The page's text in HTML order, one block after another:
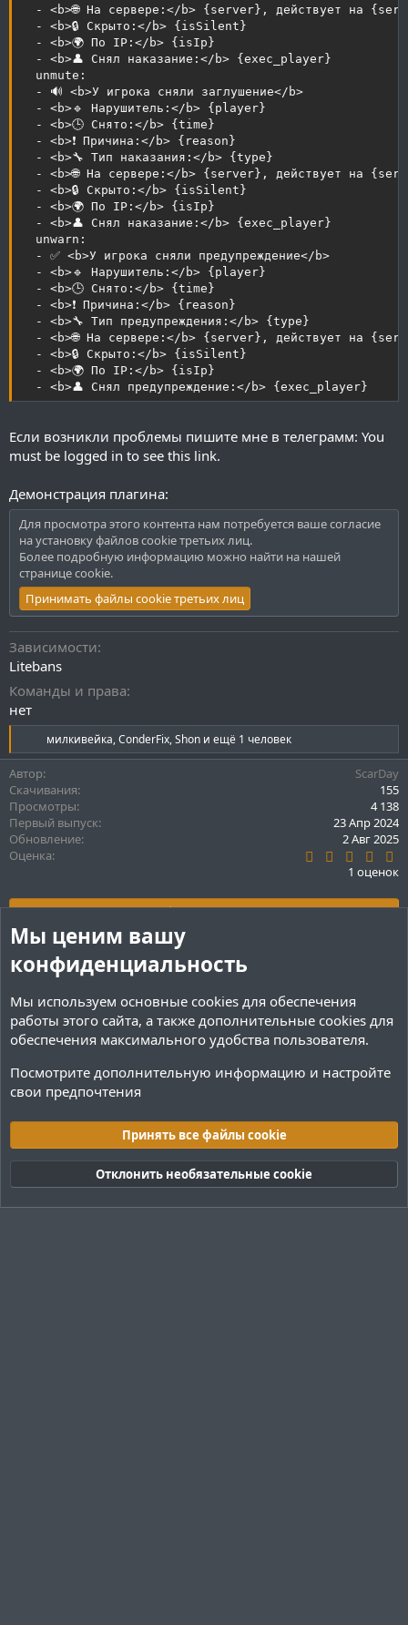
- <b>🌐 На сервере:</b> {server}, действует на
  - <b>🔒 Скрыто:</b> {isSilent}
  - <b>🌍 По IP:</b> {isIp}
  - <b>👤 Снял наказание:</b> {exec_player}
  unmute:
  - 🔊 <b>У игрока сняли заглушение</b>
  - <b>🔹 Нарушитель:</b> {player}
  - <b>🕒 Снято:</b> {time}
  - <b>❗ Причина:</b> {reason}
  - <b>🔧 Тип наказания:</b> {type}
- <b>🌐 На сервере:</b> {server}, действует на
  - <b>🔒 Скрыто:</b> {isSilent}
  - <b>🌍 По IP:</b> {isIp}
  - <b>👤 Снял наказание:</b> {exec_player}
  unwarn:
  - ✅ <b>У игрока сняли предупреждение</b>
  - <b>🔹 Нарушитель:</b> {player}
  - <b>🕒 Снято:</b> {time}
  - <b>❗ Причина:</b> {reason}
  - <b>🔧 Тип предупреждения:</b> {type}
- <b>🌐 На сервере:</b> {server}, действует на
  - <b>🔒 Скрыто:</b> {isSilent}
  - <b>🌍 По IP:</b> {isIp}
  - <b>👤 Снял предупреждение:</b> {exec_player}
Если возникли проблемы пишите мне в телеграмм: You
must be logged in to see this link.
Демонстрация плагина:
Для просмотра этого контента нам потребуется ваше согласие
на установку файлов cookie третьих лиц.
Более подробную информацию можно найти на нашей
странице cookie.
Принимать файлы cookie третьих лиц
Зависимости
Litebans
Команды и права
нет
Р
е
ц
и
и
:
милкивейка,ConderFix,Shon и ещё 1 человек
Автор
ScarDay
Скачивания
155
Просмотры
4 138
Первый выпуск
23 Апр 2024
Обновление
2 Авг 2025
Оценка
0
0
з
1 оценок
Обсудить ресурс
Поделиться ресурсом
Последние обновления
[!] Финальная версия плагина Использование Long
вместо Integer (это нужно для телеграма)...
В данной версии (1.2) я изменил/убрал: Убрал
поддержку VK. Добавил поддержку Discord (Markdown...
Мы ценим вашу
конфиденциальность
Мы используем основные cookies для обеспечения
работы этого сайта, а также дополнительные cookies для
обеспечения максимального удобства пользователя.
Посмотрите дополнительную информацию и настройте
свои предпочтения
Принять все файлы cookie
Отклонить необязательные cookie